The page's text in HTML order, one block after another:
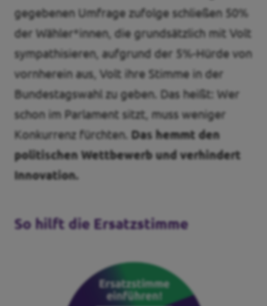
gegebenen Umfrage zufolge schließen 50%
der Wähler*innen, die grundsätzlich mit Volt
sympathisieren, aufgrund der 5%-Hürde von
vornherein aus, Volt ihre Stimme in der
Bundestagswahl zu geben. Das heißt: Wer
schon im Parlament sitzt, muss weniger
Konkurrenz fürchten. Das hemmt den
politischen Wettbewerb und verhindert
Innovation.
So hilft die Ersatzstimme